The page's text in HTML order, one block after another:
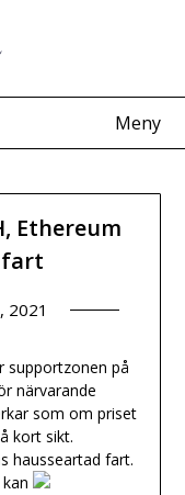
Meny
Ethereum
fart
2021
supportzonen på
närvarande
som om priset
kort sikt.
hausseartad fart.